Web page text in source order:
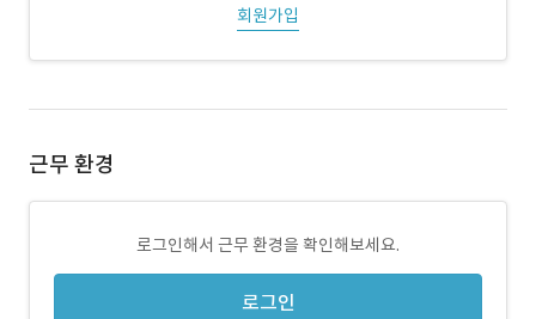
회원가입
근무 환경
로그인해서 근무 환경을 확인해보세요.
로그인